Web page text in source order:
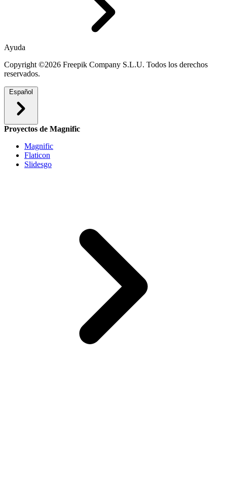
Ayuda
Copyright ©2026 Freepik Company S.L.U. Todos los derechos
reservados.
Español
Proyectos de Magnific
Magnific
Flaticon
Slidesgo